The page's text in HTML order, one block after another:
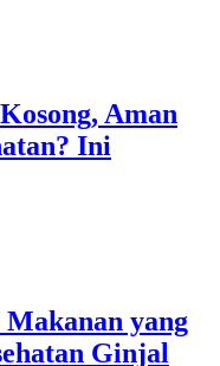
Aman
Ini
yang
Ginjal